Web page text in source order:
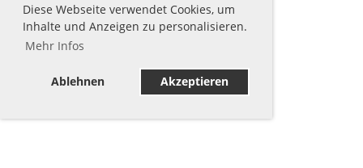
Diese Webseite verwendet Cookies, um
Inhalte und Anzeigen zu personalisieren.
Mehr Infos
Ablehnen Akzeptieren